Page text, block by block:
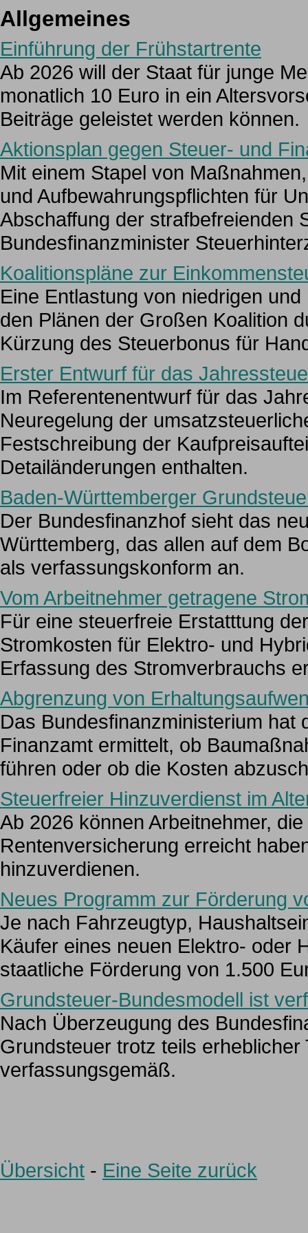
Allgemeines
Einführung der Frühstartrente
Ab 2026 will der Staat für junge
monatlich 10 Euro in ein
Beiträge geleistet werden können.
Aktionsplan gegen Steuer- und
Mit einem Stapel von
und Aufbewahrungspflichten für
Abschaffung der strafbefreienden
Bundesfinanzminister
Koalitionspläne zur
Eine Entlastung von niedrigen
den Plänen der Großen Koalition
Kürzung des Steuerbonus für
Erster Entwurf für das
Im Referentenentwurf für das
Neuregelung der
Festschreibung der
Detailänderungen enthalten.
Baden-Württemberger
Der Bundesfinanzhof sieht das
Württemberg, das allen auf dem
als verfassungskonform an.
Vom Arbeitnehmer getragene
Für eine steuerfreie Erstatttung
Stromkosten für Elektro- und
Erfassung des Stromverbrauchs
Abgrenzung von
Das Bundesfinanzministerium hat
Finanzamt ermittelt, ob
führen oder ob die Kosten
Steuerfreier Hinzuverdienst im
Ab 2026 können Arbeitnehmer,
Rentenversicherung erreicht
hinzuverdienen.
Neues Programm zur Förderung
Je nach Fahrzeugtyp,
Käufer eines neuen Elektro- oder
staatliche Förderung von 1.500
Grundsteuer-Bundesmodell ist
Nach Überzeugung des
Grundsteuer trotz teils
verfassungsgemäß.
Übersicht - Eine Seite zurück